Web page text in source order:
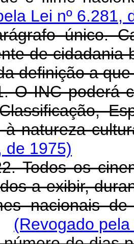
Lei nº 6.281,
único. Cabe
de cidadania
definição a
O INC poderá
à natureza
de 1975)
Todos os
a exibir,
nacionais de
(Revogado